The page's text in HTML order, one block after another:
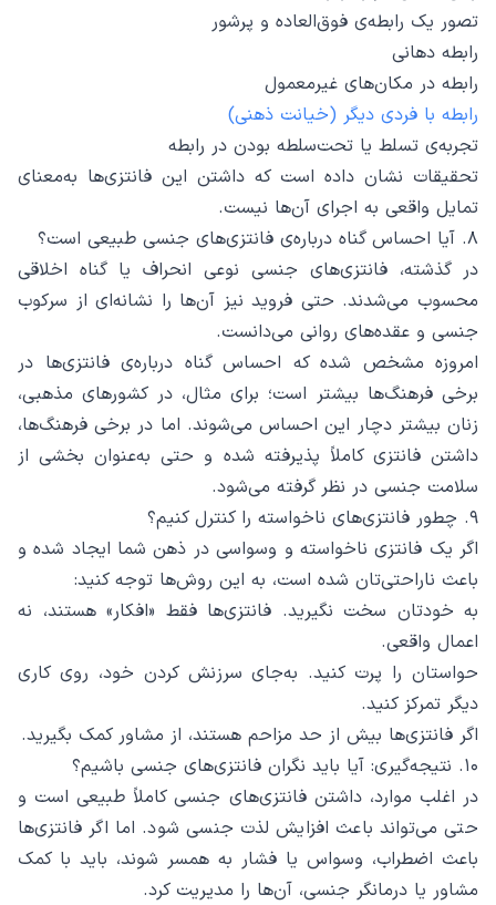
تصور یک رابطه‌ی فوق‌العاده و پرشور
رابطه دهانی
رابطه در مکان‌های غیرمعمول
رابطه با فردی دیگر (خیانت ذهنی)
تجربه‌ی تسلط یا تحت‌سلطه بودن در رابطه
تحقیقات نشان داده است که داشتن این فانتزی‌ها به‌معنای
تمایل واقعی به اجرای آن‌ها نیست.
۸. آیا احساس گناه درباره‌ی فانتزی‌های جنسی طبیعی است؟
در گذشته، فانتزی‌های جنسی نوعی انحراف یا گناه اخلاقی
محسوب می‌شدند. حتی فروید نیز آن‌ها را نشانه‌ای از سرکوب
جنسی و عقده‌های روانی می‌دانست.
امروزه مشخص شده که احساس گناه درباره‌ی فانتزی‌ها در
برخی فرهنگ‌ها بیشتر است؛ برای مثال، در کشورهای مذهبی،
زنان بیشتر دچار این احساس می‌شوند. اما در برخی فرهنگ‌ها،
داشتن فانتزی کاملاً پذیرفته شده و حتی به‌عنوان بخشی از
سلامت جنسی در نظر گرفته می‌شود.
۹. چطور فانتزی‌های ناخواسته را کنترل کنیم؟
اگر یک فانتزی ناخواسته و وسواسی در ذهن شما ایجاد شده و
باعث ناراحتی‌تان شده است، به این روش‌ها توجه کنید:
به خودتان سخت نگیرید. فانتزی‌ها فقط «افکار» هستند، نه
اعمال واقعی.
حواستان را پرت کنید. به‌جای سرزنش کردن خود، روی کاری
دیگر تمرکز کنید.
اگر فانتزی‌ها بیش از حد مزاحم هستند، از مشاور کمک بگیرید.
۱۰. نتیجه‌گیری: آیا باید نگران فانتزی‌های جنسی باشیم؟
در اغلب موارد، داشتن فانتزی‌های جنسی کاملاً طبیعی است و
حتی می‌تواند باعث افزایش لذت جنسی شود. اما اگر فانتزی‌ها
باعث اضطراب، وسواس یا فشار به همسر شوند، باید با کمک
مشاور یا درمانگر جنسی، آن‌ها را مدیریت کرد.